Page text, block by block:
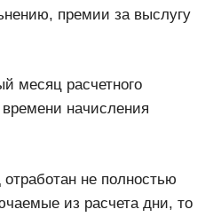
премии за выслугу
месяц расчетного
начисления
не полностью
из расчета дни, то